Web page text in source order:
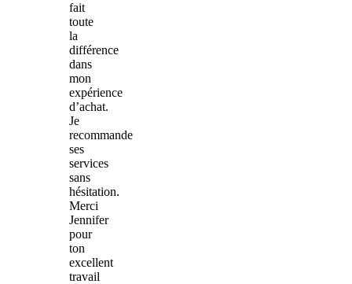
fait
toute
la
différence
dans
mon
expérience
d’achat.
Je
recommande
ses
services
sans
hésitation.
Merci
Jennifer
pour
ton
excellent
travail